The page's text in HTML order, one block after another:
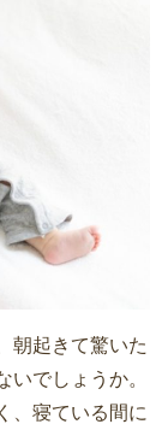
朝起きて驚いた
いでしょうか。
、寝ている間に